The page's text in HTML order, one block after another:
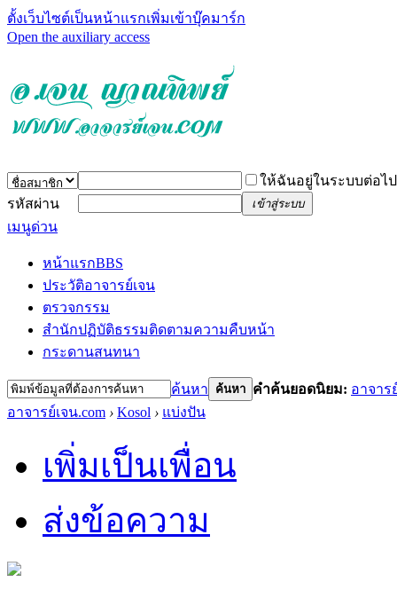
ตั้งเว็บไซต์เป็นหน้าแรกเพิ่มเข้าบุ๊คมาร์ก
Open the auxiliary access
ให้ฉันอยู่ในระบบต่อไป
รหัสผ่าน
เข้าสู่ระบบ
เมนูด่วน
หน้าแรกBBS
ประวัติอาจารย์เจน
ตรวจกรรม
สำนักปฏิบัติธรรมติดตามความคืบหน้า
กระดานสนทนา
ค้นหา ค้นหา คำค้นยอดนิยม: อาจาร
อาจารย์เจน.com › Kosol › แบ่งปัน
เพิ่มเป็นเพื่อน
ส่งข้อความ